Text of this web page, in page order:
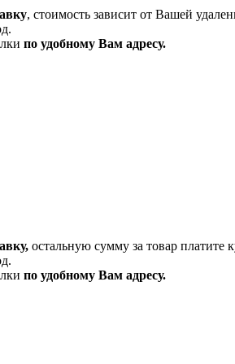
, стоимость зависит от Вашей
по удобному Вам адресу.
остальную сумму за товар платите
по удобному Вам адресу.